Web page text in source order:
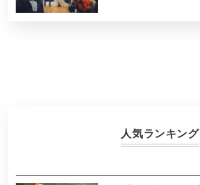
人気ランキング